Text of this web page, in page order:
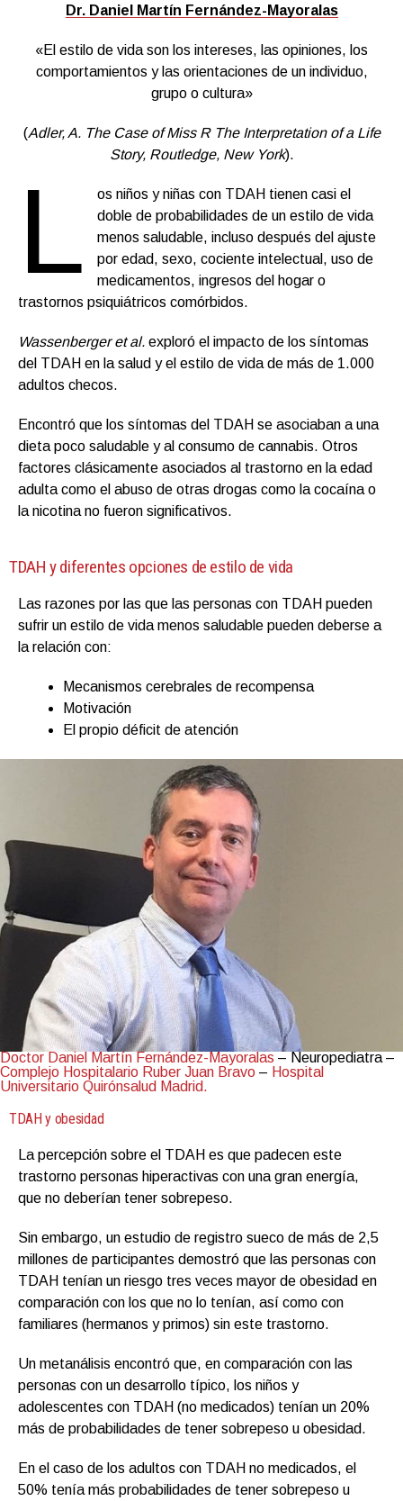
Dr. Daniel Martín Fernández-Mayoralas
«El estilo de vida son los intereses, las opiniones, los
comportamientos y las orientaciones de un individuo,
grupo o cultura»
(Adler, A. The Case of Miss R The Interpretation of a Life
Story, Routledge, New York).
L
os niños y niñas con TDAH tienen casi el
doble de probabilidades de un estilo de vida
menos saludable, incluso después del ajuste
por edad, sexo, cociente intelectual, uso de
medicamentos, ingresos del hogar o
trastornos psiquiátricos comórbidos.
Wassenberger et al. exploró el impacto de los síntomas
del TDAH en la salud y el estilo de vida de más de 1.000
adultos checos.
Encontró que los síntomas del TDAH se asociaban a una
dieta poco saludable y al consumo de cannabis. Otros
factores clásicamente asociados al trastorno en la edad
adulta como el abuso de otras drogas como la cocaína o
la nicotina no fueron significativos.
TDAH y diferentes opciones de estilo de vida
Las razones por las que las personas con TDAH pueden
sufrir un estilo de vida menos saludable pueden deberse a
la relación con:
Mecanismos cerebrales de recompensa
Motivación
El propio déficit de atención
Doctor Daniel Martín Fernández-Mayoralas – Neuropediatra –
Complejo Hospitalario Ruber Juan Bravo – Hospital
Universitario Quirónsalud Madrid.
TDAH y obesidad
La percepción sobre el TDAH es que padecen este
trastorno personas hiperactivas con una gran energía,
que no deberían tener sobrepeso.
Sin embargo, un estudio de registro sueco de más de 2,5
millones de participantes demostró que las personas con
TDAH tenían un riesgo tres veces mayor de obesidad en
comparación con los que no lo tenían, así como con
familiares (hermanos y primos) sin este trastorno.
Un metanálisis encontró que, en comparación con las
personas con un desarrollo típico, los niños y
adolescentes con TDAH (no medicados) tenían un 20%
más de probabilidades de tener sobrepeso u obesidad.
En el caso de los adultos con TDAH no medicados, el
50% tenía más probabilidades de tener sobrepeso u